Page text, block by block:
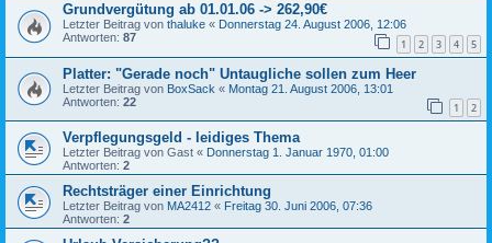
Grundvergütung ab 01.01.06 -> 262,90€
Letzter Beitrag von thaluke « Donnerstag 24. August 2006, 12:06
Antworten: 87 1 2 3 4 5
Platter: "Gerade noch" Untaugliche sollen zum Heer
Letzter Beitrag von BoxSack « Montag 21. August 2006, 13:01
Antworten: 22 1 2
Verpflegungsgeld - leidiges Thema
Letzter Beitrag von Gast « Donnerstag 1. Januar 1970, 01:00
Antworten: 2
Rechtsträger einer Einrichtung
Letzter Beitrag von MA2412 « Freitag 30. Juni 2006, 07:36
Antworten: 2